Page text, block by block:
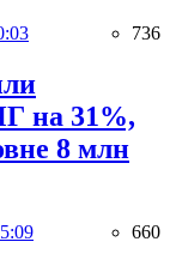
736
на 31%,
8 млн
660